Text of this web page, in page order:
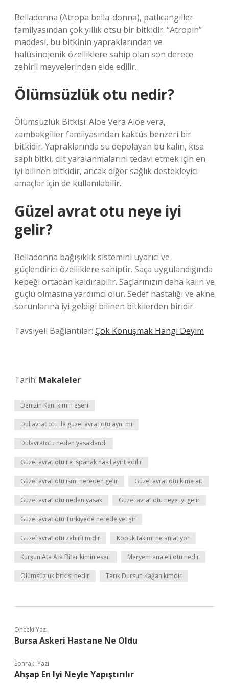
Belladonna (Atropa bella-donna), patlıcangiller
familyasından çok yıllık otsu bir bitkidir. “Atropin”
maddesi, bu bitkinin yapraklarından ve
halüsinojenik özelliklere sahip olan son derece
zehirli meyvelerinden elde edilir.
Ölümsüzlük otu nedir?
Ölümsüzlük Bitkisi: Aloe Vera Aloe vera,
zambakgiller familyasından kaktüs benzeri bir
bitkidir. Yapraklarında su depolayan bu kalın, kısa
saplı bitki, cilt yaralanmalarını tedavi etmek için en
iyi bilinen bitkidir, ancak diğer sağlık destekleyici
amaçlar için de kullanılabilir.
Güzel avrat otu neye iyi
gelir?
Belladonna bağışıklık sistemini uyarıcı ve
güçlendirici özelliklere sahiptir. Saça uygulandığında
kepeği ortadan kaldırabilir. Saçlarınızın daha kalın ve
güçlü olmasına yardımcı olur. Sedef hastalığı ve akne
sorunlarına iyi geldiği bilinen bitkilerden biridir.
Tavsiyeli Bağlantılar: Çok Konuşmak Hangi Deyim
Tarih: Makaleler
Denizin Kanı kimin eseri
Dul avrat otu ile güzel avrat otu aynı mı
Dulavratotu neden yasaklandı
Güzel avrat otu ile ıspanak nasıl ayırt edilir
Güzel avrat otu ismi nereden gelir Güzel avrat otu kime ait
Güzel avrat otu neden yasak Güzel avrat otu neye iyi gelir
Güzel avrat otu Türkiyede nerede yetişir
Güzel avrat otu zehirli midir Köpük takımı ne anlatıyor
Kurşun Ata Ata Biter kimin eseri Meryem ana eli otu nedir
Ölümsüzlük bitkisi nedir Tarık Dursun Kağan kimdir
Önceki Yazı
Bursa Askeri Hastane Ne Oldu
Sonraki Yazı
Ahşap En Iyi Neyle Yapıştırılır